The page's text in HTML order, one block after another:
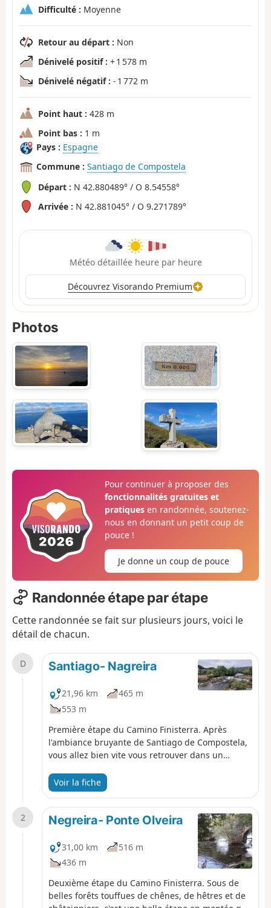
Difficulté : Moyenne
Retour au départ : Non
Dénivelé positif : + 1 578 m
Dénivelé négatif : - 1 772 m
Point haut : 428 m
Point bas : 1 m
Pays : Espagne
Commune : Santiago de Compostela
Départ : N 42.880489° / O 8.54558°
Arrivée : N 42.881045° / O 9.271789°
Météo détaillée heure par heure
Découvrez Visorando Premium
Photos
Pour continuer à proposer des
fonctionnalités gratuites et
pratiquesen randonnée, soutenez-
nous en donnant un petit coup de
pouce !
Je donne un coup de pouce
Randonnée étape par étape
Cette randonnée se fait sur plusieurs jours, voici le
détail de chacun.
D Santiago- Nagreira
21,96 km
465 m
553 m
Première étape du Camino Finisterra. Après
l'ambiance bruyante de Santiago de Compostela,
vous allez bien vite vous retrouver dans un
vallonné, parsemé de forêts vous mène à travers
une région peu peuplée, direction Ouest. Le
chemin traverse plusieurs petits villages tels que
Quintans et Ponte Sarela. Entre ponts romains et
petites montagnes, vous arrivez à Neigreira,
petite ville d’origine médiévale dont les
monuments les plus remarquables sont la
maison de campagne Pazo do Coton et une
chapelle attenante dédiée à Saint-Mauro.
Voir la fiche
2 Negreira- Ponte Olveira
31,00 km
516 m
436 m
Deuxième étape du Camino Finisterra. Sous de
belles forêts touffues de chênes, de hêtres et de